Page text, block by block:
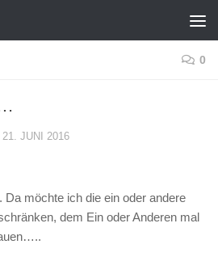
0
21. JUNI 2016
Da möchte ich die ein oder andere
dem Ein oder Anderen mal